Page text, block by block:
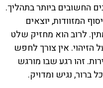
החשובים ביותר בתהליך.
המזוודות, יוצאים
לרוב הוא מחזיק שלט
אין צורך לחפש
זהו רגע שבו מורגש
ברור, נגיש ומדויק.